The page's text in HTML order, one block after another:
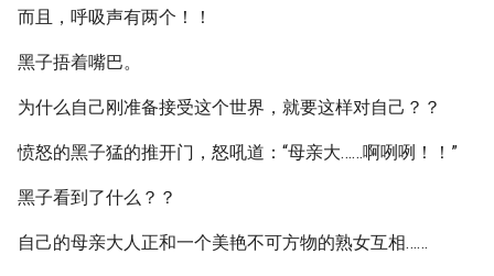
而且，呼吸声有两个！！
黑子捂着嘴巴。
为什么自己刚准备接受这个世界，就要这样对自己？？
愤怒的黑子猛的推开门，怒吼道：“母亲大……啊咧咧！！”
黑子看到了什么？？
自己的母亲大人正和一个美艳不可方物的熟女互相……